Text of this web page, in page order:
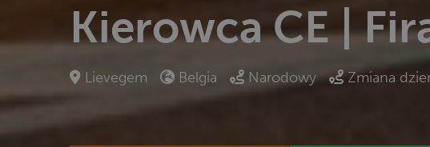
Kierowca CE |
Lievegem Belgia Narodowy Zmiana